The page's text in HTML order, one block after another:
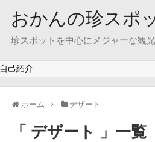
おかんの珍スポ
珍スポットを中心にメジャーな観
自己紹介
ホーム デザート
「 デザート 」一覧